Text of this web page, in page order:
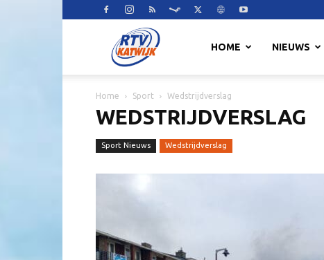
Katwijk
HOME NIEUWS
Home Sport Wedstrijdverslag
WEDSTRIJDVERSLAG
Sport Nieuws Wedstrijdverslag